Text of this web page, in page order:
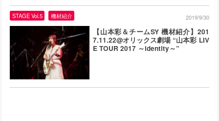
【山本彩＆チームSY 機材紹介】201
7.11.22@オリックス劇場 “山本彩 LIV
E TOUR 2017 ～identity～”
STAGE Vol.5 機材紹介 2019/9/30